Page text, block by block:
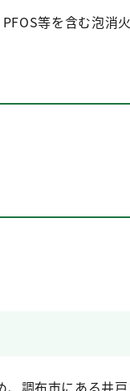
等を含む泡消
調布市にある井